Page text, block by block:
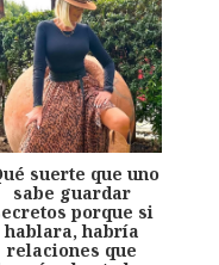
suerte que uno
sabe guardar
porque si
hablara, habría
relaciones que